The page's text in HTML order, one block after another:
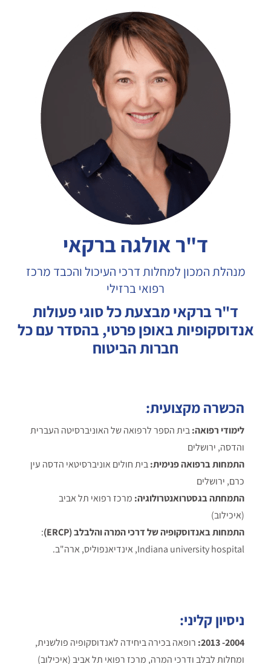
ד"ר אולגה ברקאי
מנהלת המכון למחלות דרכי העיכול והכבד מרכז
רפואי ברזילי
ד"ר ברקאי מבצעת כל סוגי פעולות
אנדוסקופיות באופן פרטי, בהסדר עם כל
חברות הביטוח
הכשרה מקצועית:
לימודי רפואה:בית הספר לרפואה של האוניברסיטה העברית
והדסה, ירושלים
התמחות ברפואה פנימית:בית חולים אוניברסיטאי הדסה עין
כרם, ירושלים
התמחתה בגסטרואנטרולוגיה: מרכז רפואי תל אביב
(איכילוב)
התמחות באנדוסקופיה של דרכי המרה והלבלב (ERCP)
:
Indiana university hospital, אינדיאנפוליס, ארה"ב.
ניסיון קליני:
2004- 2013:
רופאה בכירה ביחידה לאנדוסקופיה פולשנית,
ומחלות לבלב ודרכי המרה, מרכז רפואי תל אביב (איכילוב)